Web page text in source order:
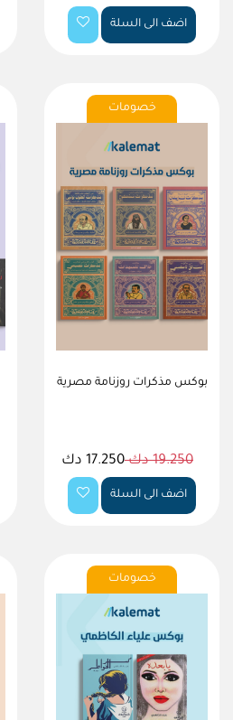
اضف الى السلة
خصومات
بوكس مذكرات روزنامة مصرية
19.250 دك 17.250 دك
اضف الى السلة
خصومات